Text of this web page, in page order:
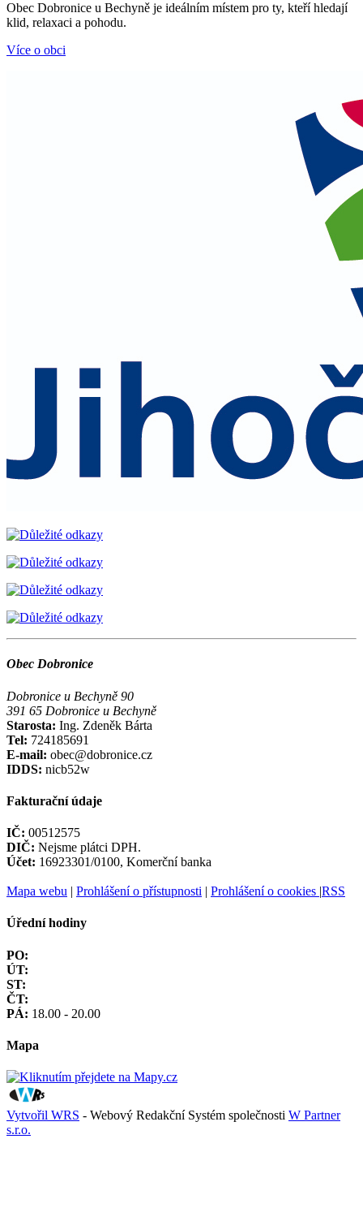
Obec Dobronice u Bechyně je ideálním místem pro ty, kteří hledají
klid, relaxaci a pohodu.
Více o obci
Obec Dobronice
Dobronice u Bechyně 90
391 65 Dobronice u Bechyně
Starosta: Ing. Zdeněk Bárta
Tel: 724185691
E-mail: obec@dobronice.cz
IDDS: nicb52w
Fakturační údaje
IČ: 00512575
DIČ: Nejsme plátci DPH.
Účet: 16923301/0100, Komerční banka
Mapa webu | Prohlášení o přístupnosti | Prohlášení o cookies |RSS
Úřední hodiny
PO:
ÚT:
ST:
ČT:
PÁ: 18.00 - 20.00
Mapa
Vytvořil WRS - Webový Redakční Systém společnosti W Partner
s.r.o.